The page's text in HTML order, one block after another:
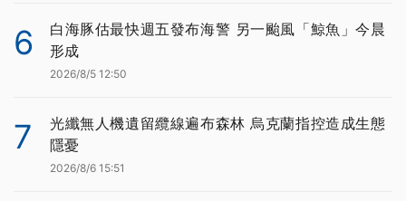
6
白海豚估最快週五發布海警 另一颱風「鯨魚」今晨
形成
2026/8/5 12:50
7
光纖無人機遺留纜線遍布森林 烏克蘭指控造成生態
隱憂
2026/8/6 15:51